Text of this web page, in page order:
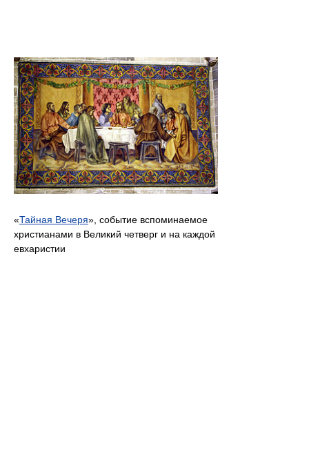
«Тайная Вечеря», событие вспоминаемое
христианами в Великий четверг и на каждой
евхаристии